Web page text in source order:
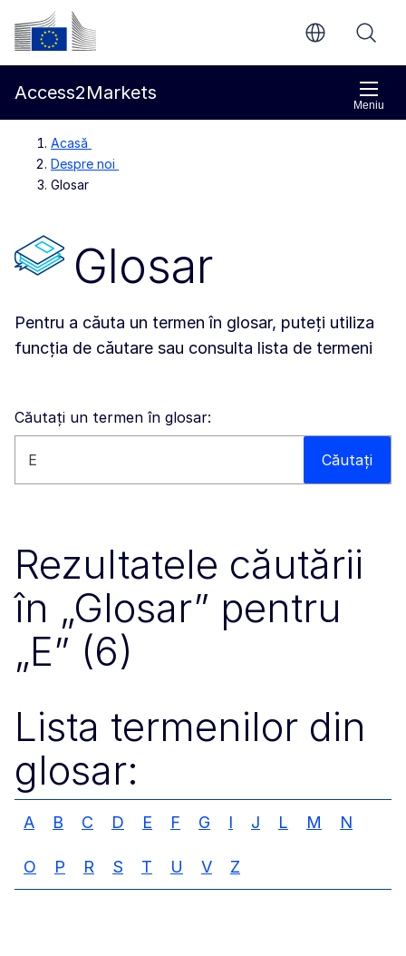
Accesați conținutul principal
Comisia Europeană
Meniu
Access2Markets
Acasă
Despre noi
Glosar
Glosar
Pentru a căuta un termen în glosar, puteți utiliza
funcția de căutare sau consulta lista de termeni
Căutați un termen în glosar:
Căutați pe acest site Căutați
Rezultatele căutării
în „Glosar” pentru
„E” (6)
Lista termenilor din
glosar:
A B C D E F G I J L M N
O P R S T U V Z